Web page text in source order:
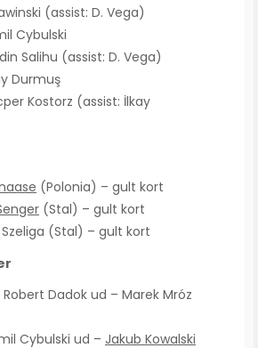
(assist: D. Vega)
Cybulski
Salihu (assist: D. Vega)
Durmuş
Kostorz (assist: İlkay
(Polonia) – gult kort
(Stal) – gult kort
Szeliga (Stal) – gult kort
Robert Dadok ud – Marek Mróz
Cybulski ud – Jakub Kowalski